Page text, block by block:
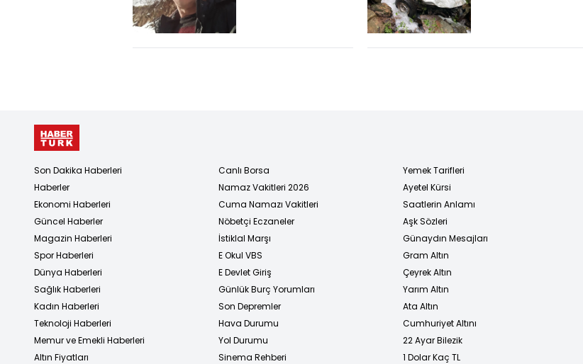
Son Dakika Haberleri
Haberler
Ekonomi Haberleri
Güncel Haberler
Magazin Haberleri
Spor Haberleri
Dünya Haberleri
Sağlık Haberleri
Kadın Haberleri
Teknoloji Haberleri
Memur ve Emekli Haberleri
Altın Fiyatları
Canlı Borsa
Namaz Vakitleri 2026
Cuma Namazı Vakitleri
Nöbetçi Eczaneler
İstiklal Marşı
E Okul VBS
E Devlet Giriş
Günlük Burç Yorumları
Son Depremler
Hava Durumu
Yol Durumu
Sinema Rehberi
Yemek Tarifleri
Ayetel Kürsi
Saatlerin Anlamı
Aşk Sözleri
Günaydın Mesajları
Gram Altın
Çeyrek Altın
Yarım Altın
Ata Altın
Cumhuriyet Altını
22 Ayar Bilezik
1 Dolar Kaç TL